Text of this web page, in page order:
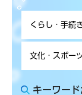
くらし・手続
文化・スポー
キーワー